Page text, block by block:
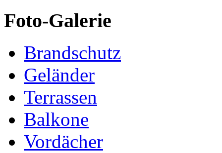
Foto-Galerie
Brandschutz
Geländer
Terrassen
Balkone
Vordächer